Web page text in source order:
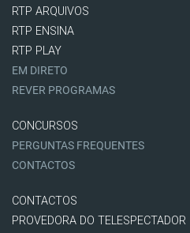
RTP ARQUIVOS
RTP ENSINA
RTP PLAY
EM DIRETO
REVER PROGRAMAS
CONCURSOS
PERGUNTAS FREQUENTES
CONTACTOS
CONTACTOS
PROVEDORA DO TELESPECTADOR